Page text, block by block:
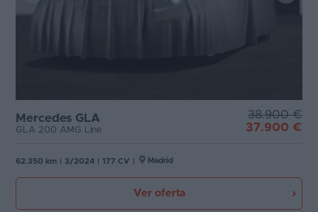
Mercedes GLA
GLA 200 AMG Line
38.900 €
37.900 €
62.350 km 3/2024 177 CV Madrid
Ver oferta